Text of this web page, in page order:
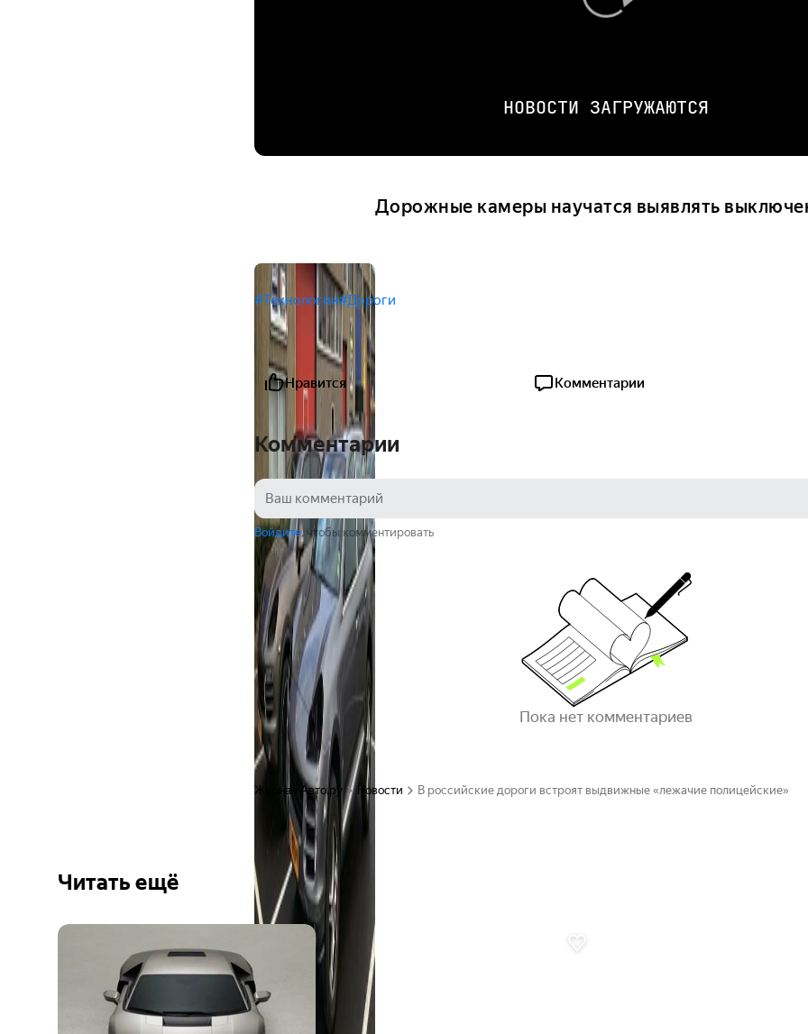
НОВОСТИ ЗАГРУЖАЮТСЯ
Дорожные камеры научатся выявлять
#Технологии#Дороги
Нравится Комментарии
Комментарии
Войдите, чтобы комментировать
Пока нет комментариев
Журнал Авто.ру Новости В российские дороги встроят выдвижные «лежачие полицейские»
Читать ещё
Ещё 6
фото